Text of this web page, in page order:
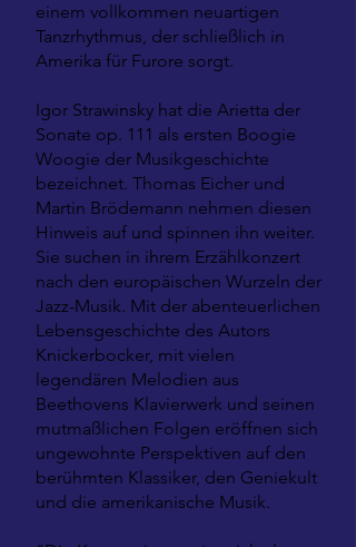
einem vollkommen neuartigen
Tanzrhythmus, der schließlich in
Amerika für Furore sorgt.
Igor Strawinsky hat die Arietta der
Sonate op. 111 als ersten Boogie
Woogie der Musikgeschichte
bezeichnet. Thomas Eicher und
Martin Brödemann nehmen diesen
Hinweis auf und spinnen ihn weiter.
Sie suchen in ihrem Erzählkonzert
nach den europäischen Wurzeln der
Jazz-Musik. Mit der abenteuerlichen
Lebensgeschichte des Autors
Knickerbocker, mit vielen
legendären Melodien aus
Beethovens Klavierwerk und seinen
mutmaßlichen Folgen eröffnen sich
ungewohnte Perspektiven auf den
berühmten Klassiker, den Geniekult
und die amerikanische Musik.